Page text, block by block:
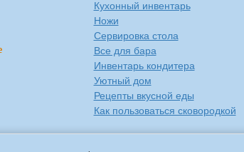
Кухонный инвентарь
Ножи
Сервировка стола
Все для бара
Инвентарь кондитера
Уютный дом
Рецепты вкусной еды
Как пользоваться сковородкой